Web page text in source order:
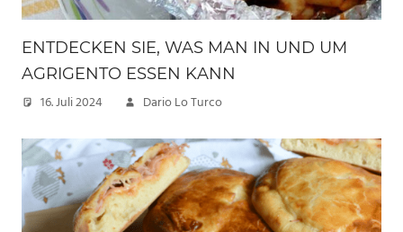
ENTDECKEN SIE, WAS MAN IN UND UM
AGRIGENTO ESSEN KANN
16. Juli 2024 Dario Lo Turco